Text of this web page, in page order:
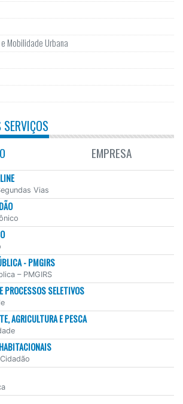
Mobilidade Urbana
EMPRESA
Vias
- PMGIRS
– PMGIRS
PROCESSOS SELETIVOS
AGRICULTURA E PESCA